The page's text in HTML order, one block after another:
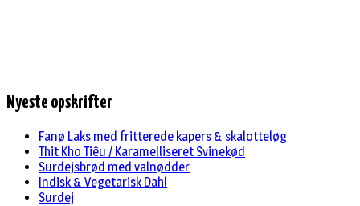
Nyeste opskrifter
Fanø Laks med fritterede kapers & skalotteløg
Thit Kho Tiêu / Karamelliseret Svinekød
Surdejsbrød med valnødder
Indisk & Vegetarisk Dahl
Surdej